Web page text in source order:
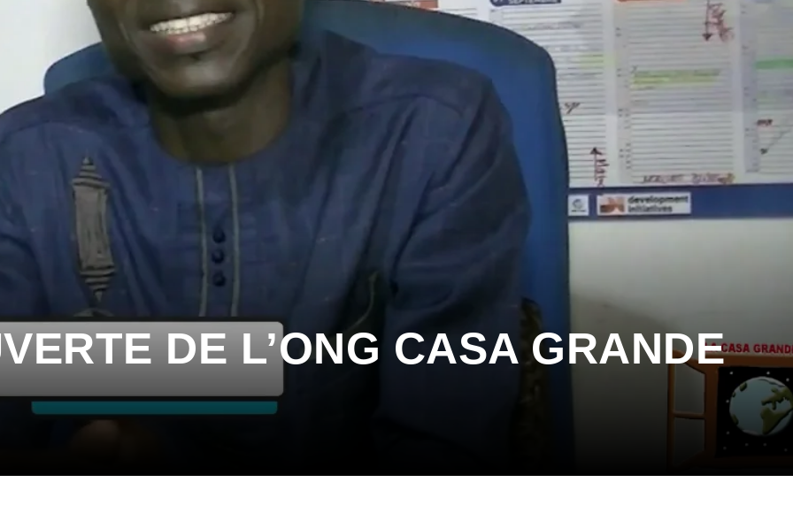
DE L’ONG CASA GRANDE